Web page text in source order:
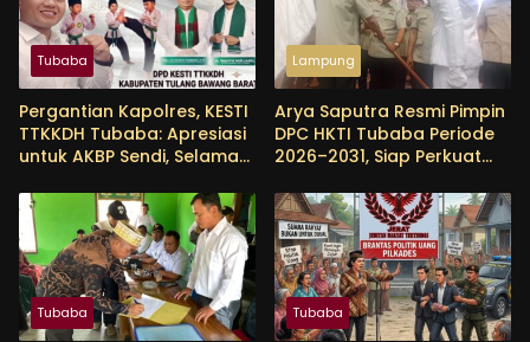
Tubaba
Pergantian Kapolres, KESTI
TTKKDH Tubaba: Apresiasi
untuk AKBP Sendi, Selamat
Himmawan
Lampung
Arya Saputra Resmi Pimpin
DPC HKTI Tubaba Periode
2026–2031, Siap Perkuat
Tubaba Tubaba